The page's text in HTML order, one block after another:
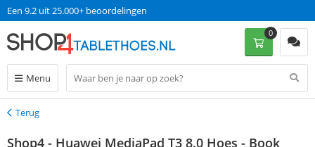
Een 9.2 uit 25.000+ beoordelingen
Menu
0
Terug
Terug
Shop4 - Huawei MediaPad T3 8.0 Hoes - Book